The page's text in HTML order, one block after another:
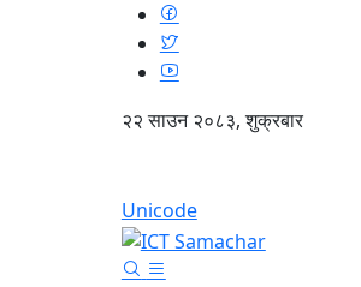
२२ साउन २०८३, शुक्रबार
Unicode